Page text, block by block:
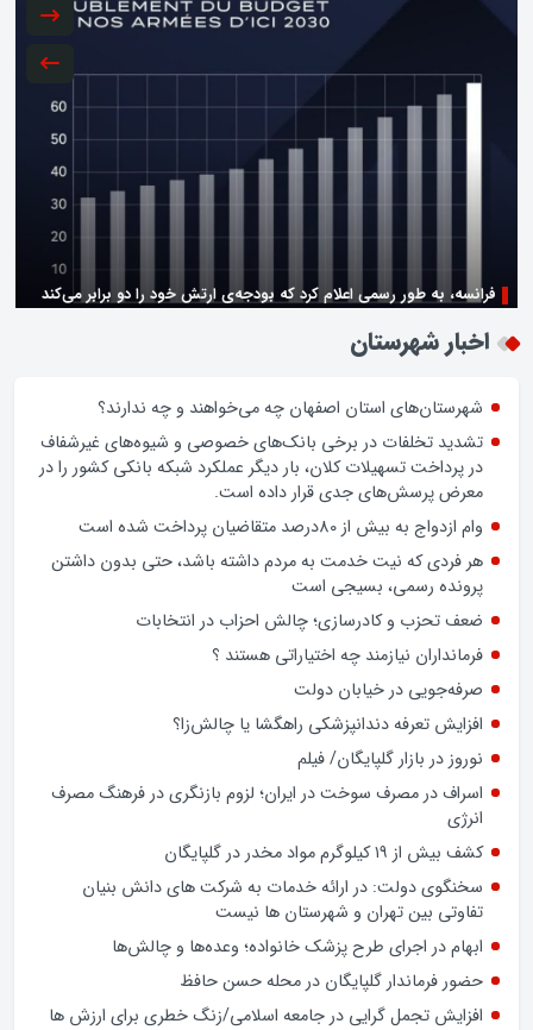
فرانسه، به طور رسمی اعلام کرد که بودجه‌ی ارتش خود را دو برابر می‌کند
زن اگر خوب باشه یه زندگی حالش خوبه/روز زن مبارک
اخبار شهرستان
شهرستان‌های استان اصفهان چه می‌خواهند و چه ندارند؟
تشدید تخلفات در برخی بانک‌های خصوصی و شیوه‌های غیرشفاف
در پرداخت تسهیلات کلان، بار دیگر عملکرد شبکه بانکی کشور را در
معرض پرسش‌های جدی قرار داده است.
وام ازدواج به بیش از 80درصد متقاضیان پرداخت شده است
هر فردی که نیت خدمت به مردم داشته باشد، حتی بدون داشتن
پرونده رسمی، بسیجی است
ضعف تحزب و کادرسازی؛ چالش احزاب در انتخابات
فرمانداران نیازمند چه اختیاراتی هستند ؟
صرفه‌جویی در خیابان دولت
افزایش تعرفه دندانپزشکی راهگشا یا چالش‌زا؟
نوروز در بازار گلپایگان/ فیلم
اسراف در مصرف سوخت در ایران؛ لزوم بازنگری در فرهنگ مصرف
انرژی
کشف بیش از ۱۹ کیلوگرم مواد مخدر در گلپایگان
سخنگوی دولت: در ارائه خدمات به شرکت های دانش بنیان
تفاوتی بین تهران و شهرستان ها نیست